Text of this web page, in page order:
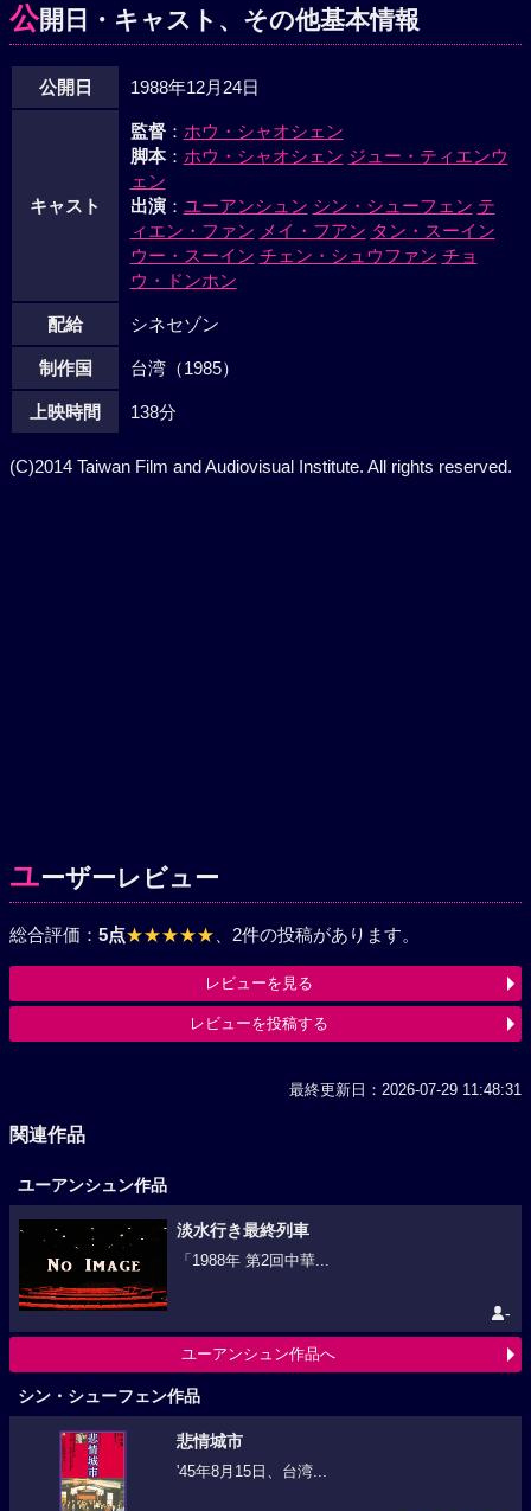
公開日・キャスト、その他基本情報
公開日 1988年12月24日
キャスト
監督： ホウ・シャオシェン
脚本： ホウ・シャオシェン ジュー・ティエンウ
ェン
出演： ユーアンシュン シン・シューフェン テ
ィエン・ファン メイ・フアン タン・スーイン
ウー・スーイン チェン・シュウファン チョ
ウ・ドンホン
配給 シネセゾン
制作国 台湾（1985）
上映時間 138分
(C)2014 Taiwan Film and Audiovisual Institute. All rights reserved.
ユーザーレビュー
総合評価： 5点★★★★★ 、2件の投稿があります。
レビューを見る
レビューを投稿する
最終更新日：2026-07-29 11:48:31
関連作品
ユーアンシュン作品
淡水行き最終列車
「1988年 第2回中華...
-
ユーアンシュン作品へ
シン・シューフェン作品
悲情城市
'45年8月15日、台湾...